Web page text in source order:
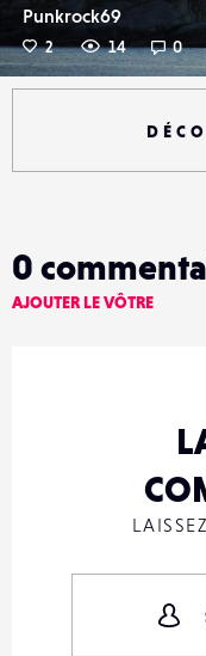
Punkrock69
2 14 0
0
AJOUTER LE VÔTRE